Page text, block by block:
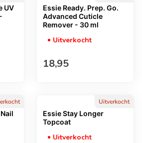
UV
Essie Ready. Prep. Go.
Advanced Cuticle
Remover - 30 ml
Uitverkocht
Normale prijs
18,95
Uitverkocht
Essie Stay Longer
Topcoat
Uitverkocht